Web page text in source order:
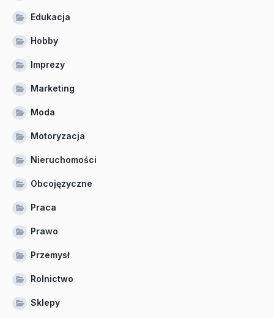
Edukacja
Hobby
Imprezy
Marketing
Moda
Motoryzacja
Nieruchomości
Obcojęzyczne
Praca
Prawo
Przemysł
Rolnictwo
Sklepy